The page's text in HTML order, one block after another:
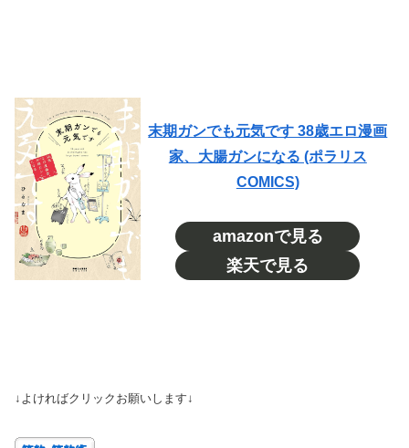
末期ガンでも元気です 38歳エロ漫画
家、大腸ガンになる (ポラリス
COMICS)
amazonで見る
楽天で見る
↓よければクリックお願いします↓